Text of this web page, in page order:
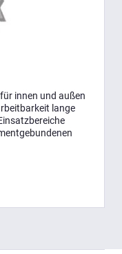
innen und außen
lange